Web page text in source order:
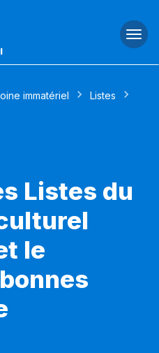
immatériel
Listes
Listes du
le